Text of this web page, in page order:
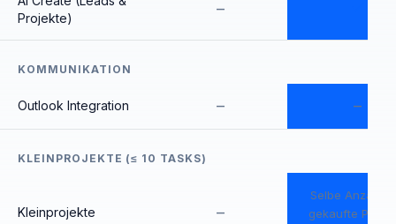
Projekte)
–
KOMMUNIKATION
Outlook Integration – –
KLEINPROJEKTE (≤ 10 TASKS)
Kleinprojekte –
Selbe Anzahl
gekaufte